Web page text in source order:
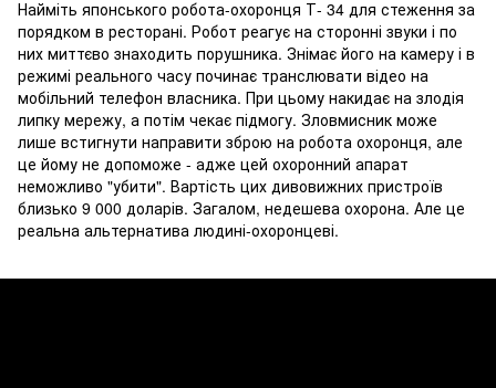
Найміть японського робота-охоронця Т- 34 для стеження за
порядком в ресторані. Робот реагує на сторонні звуки і по
них миттєво знаходить порушника. Знімає його на камеру і в
режимі реального часу починає транслювати відео на
мобільний телефон власника. При цьому накидає на злодія
липку мережу, а потім чекає підмогу. Зловмисник може
лише встигнути направити зброю на робота охоронця, але
це йому не допоможе - адже цей охоронний апарат
неможливо "убити". Вартість цих дивовижних пристроїв
близько 9 000 доларів. Загалом, недешева охорона. Але це
реальна альтернатива людині-охоронцеві.